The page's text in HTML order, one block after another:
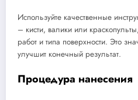
Используйте качественные
– кисти, валики или
работ и типа поверхности. Это
улучшит конечный результат.
Процедура нанесения